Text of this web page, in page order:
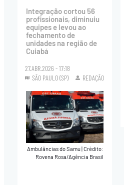
Integração cortou 56
profissionais, diminuiu
equipes e levou ao
fechamento de
unidades na região de
Cuiabá
27.ABR.2026 - 17:18
SÃO PAULO (SP)
REDAÇÃO
Ambulâncias do Samu|Crédito:
Rovena Rosa/Agência Brasil